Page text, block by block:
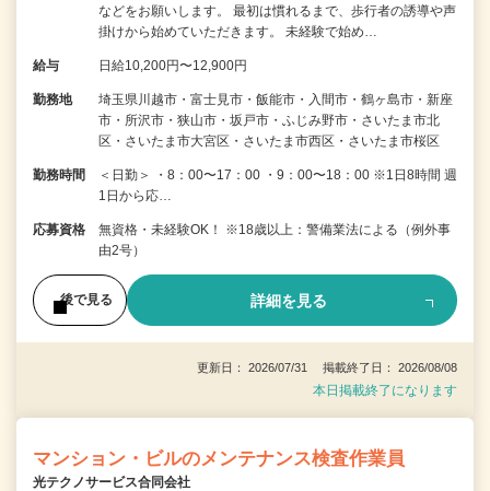
などをお願いします。 最初は慣れるまで、歩行者の誘導や声
掛けから始めていただきます。 未経験で始め…
給与 日給10,200円〜12,900円
勤務地
埼玉県川越市・富士見市・飯能市・入間市・鶴ヶ島市・新座
市・所沢市・狭山市・坂戸市・ふじみ野市・さいたま市北
区・さいたま市大宮区・さいたま市西区・さいたま市桜区
勤務時間
＜日勤＞ ・8：00〜17：00 ・9：00〜18：00 ※1日8時間 週
1日から応…
応募資格
無資格・未経験OK！ ※18歳以上：警備業法による（例外事
由2号）
後で見る 詳細を見る
更新日： 2026/07/31 掲載終了日： 2026/08/08
本日掲載終了になります
マンション・ビルのメンテナンス検査作業員
光テクノサービス合同会社